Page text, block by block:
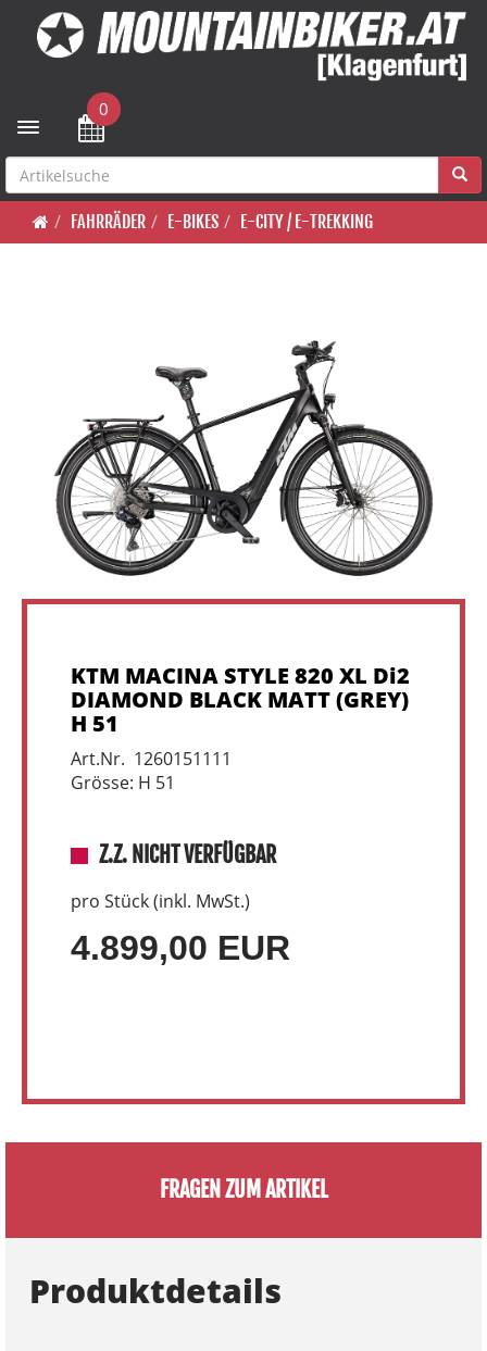
Toggle navigation
0
FAHRRÄDER E-BIKES E-CITY / E-TREKKING
KTM MACINA STYLE 820 XL Di2
DIAMOND BLACK MATT (GREY)
H 51
Art.Nr. 1260151111
Grösse: H 51
Z.Z. NICHT VERFÜGBAR
pro Stück (inkl. MwSt.)
4.899,00 EUR
FRAGEN ZUM ARTIKEL
Produktdetails